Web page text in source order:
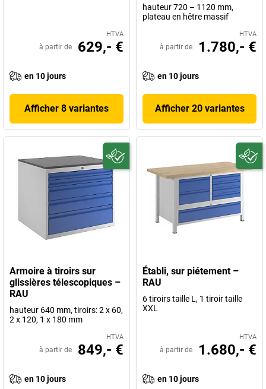
HTVA
à partir de 629,- €
en 10 jours
Afficher 8 variantes
hauteur 720 – 1120 mm,
plateau en hêtre massif
HTVA
à partir de 1.780,- €
en 10 jours
Afficher 20 variantes
Armoire à tiroirs sur
glissières télescopiques –
RAU
hauteur 640 mm, tiroirs: 2 x 60,
2 x 120, 1 x 180 mm
HTVA
à partir de 849,- €
en 10 jours
Établi, sur piétement –
RAU
6 tiroirs taille L, 1 tiroir taille
XXL
HTVA
à partir de 1.680,- €
en 10 jours